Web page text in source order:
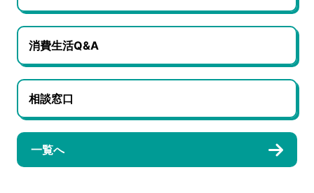
消費生活Q&A
相談窓口
一覧へ